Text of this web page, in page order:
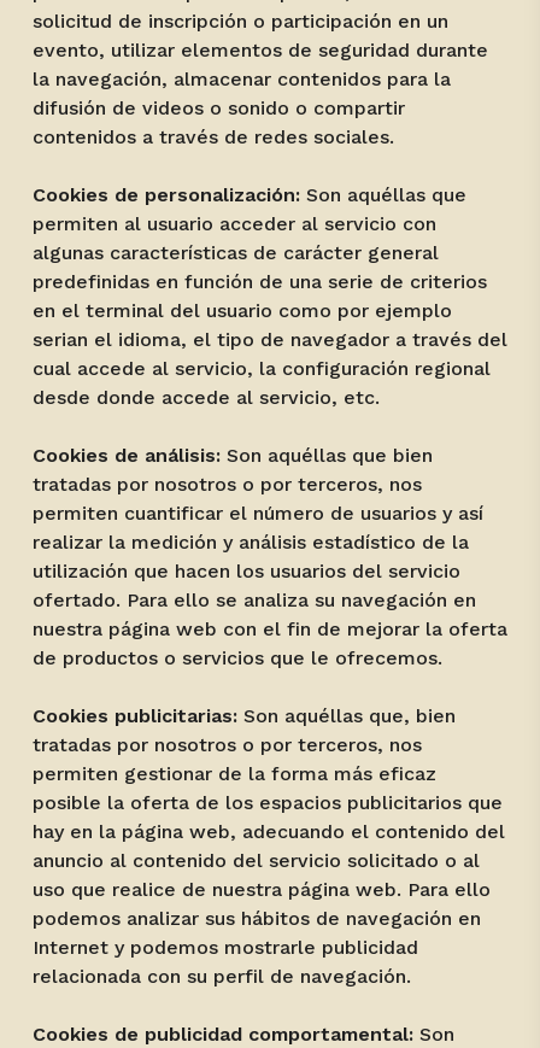
solicitud de inscripción o participación en un
evento, utilizar elementos de seguridad durante
la navegación, almacenar contenidos para la
difusión de videos o sonido o compartir
contenidos a través de redes sociales.
Cookies de personalización:Son aquéllas que
permiten al usuario acceder al servicio con
algunas características de carácter general
predefinidas en función de una serie de criterios
en el terminal del usuario como por ejemplo
serian el idioma, el tipo de navegador a través del
cual accede al servicio, la configuración regional
desde donde accede al servicio, etc.
Cookies de análisis:Son aquéllas que bien
tratadas por nosotros o por terceros, nos
permiten cuantificar el número de usuarios y así
realizar la medición y análisis estadístico de la
utilización que hacen los usuarios del servicio
ofertado. Para ello se analiza su navegación en
nuestra página web con el fin de mejorar la oferta
de productos o servicios que le ofrecemos.
Cookies publicitarias:Son aquéllas que, bien
tratadas por nosotros o por terceros, nos
permiten gestionar de la forma más eficaz
posible la oferta de los espacios publicitarios que
hay en la página web, adecuando el contenido del
anuncio al contenido del servicio solicitado o al
uso que realice de nuestra página web. Para ello
podemos analizar sus hábitos de navegación en
Internet y podemos mostrarle publicidad
relacionada con su perfil de navegación.
Cookies de publicidad comportamental:Son